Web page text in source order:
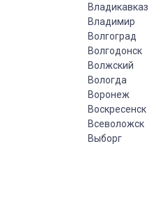
Владикавказ
Владимир
Волгоград
Волгодонск
Волжский
Вологда
Воронеж
Воскресенск
Всеволожск
Выборг